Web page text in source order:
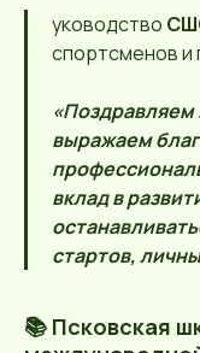
уководство
спортсменов и
выражаем
вклад в
стартов,
📚 Псковская